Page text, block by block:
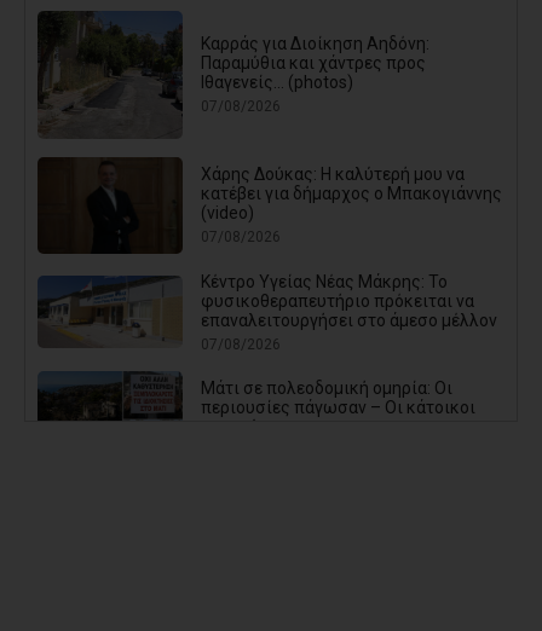
Καρράς για Διοίκηση Αηδόνη:
Παραμύθια και χάντρες προς
Ιθαγενείς... (photos)
07/08/2026
Χάρης Δούκας: Η καλύτερή μου να
κατέβει για δήμαρχος ο Μπακογιάννης
(video)
07/08/2026
Κέντρο Υγείας Νέας Μάκρης: Το
φυσικοθεραπευτήριο πρόκειται να
επαναλειτουργήσει στο άμεσο μέλλον
07/08/2026
Μάτι σε πολεοδομική ομηρία: Οι
περιουσίες πάγωσαν – Οι κάτοικοι
οργανώνονται